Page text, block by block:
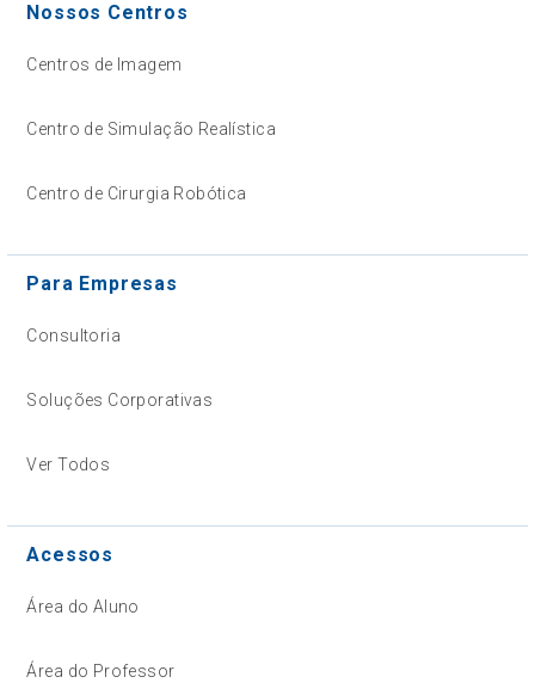
Nossos Centros
Centros de Imagem
Centro de Simulação Realística
Centro de Cirurgia Robótica
Para Empresas
Consultoria
Soluções Corporativas
Ver Todos
Acessos
Área do Aluno
Área do Professor